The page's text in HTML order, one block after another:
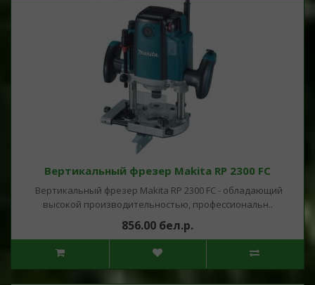
Вертикальный фрезер Makita RP 2300 FC
Вертикальный фрезер Makita RP 2300 FC - обладающий
высокой производительностью, профессиональн..
856.00 бел.р.